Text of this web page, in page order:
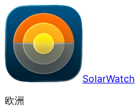
SolarWatch
欧洲